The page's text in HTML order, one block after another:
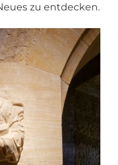
zu entdecken.